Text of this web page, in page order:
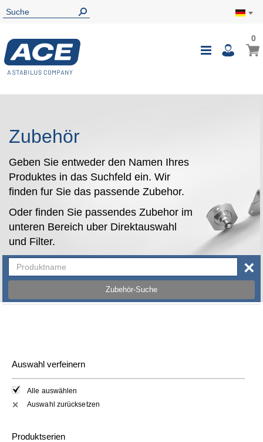
00
Zubehör
Geben Sie entweder den Namen Ihres
Produktes in das Suchfeld ein. Wir
finden fur Sie das passende Zubehor.
Oder finden Sie passendes Zubehor im
unteren Bereich uber Direktauswahl
und Filter.
Zubehör-Suche
×
Auswahl verfeinern
Alle auswählen
✕ Auswahl zurücksetzen
Produktserien